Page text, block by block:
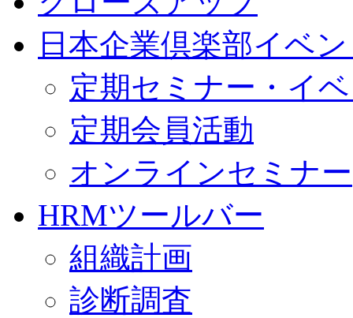
日本企業倶楽部イベ
定期セミナー・イ
定期会員活動
オンラインセミナー
HRMツールバー
組織計画
診断調査